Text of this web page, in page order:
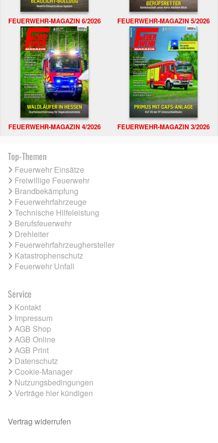
FEUERWEHR-MAGAZIN 6/2026 FEUERWEHR-MAGAZIN 5/2026
FEUERWEHR-MAGAZIN 4/2026 FEUERWEHR-MAGAZIN 3/2026
Top-Themen
Feuerwehr Einsätze
Freiwillige Feuerwehr
Brandbekämpfung
Feuerwehrfahrzeuge
Technische Hilfeleistung
Berufsfeuerwehr
Drehleiter
Feuerwehrfahrzeughersteller
Katastrophenschutz
Feuerwehr Unfall
Service
Kontakt
Impressum
AGB Shop
AGB Online
AGB Print
Datenschutz
Cookie-Manager
Nutzungsbedingungen
Verträge hier kündigen
Vertrag widerrufen